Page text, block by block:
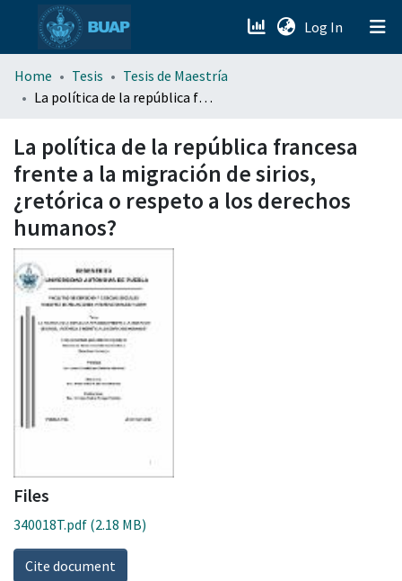
Log In (current)
menu.section.about_menu
Home Tesis
Tesis de Maestría
La política de la república francesa frente a la migración de sirios, ¿retórica o respeto a los derechos humanos?
La política de la república francesa
frente a la migración de sirios,
¿retórica o respeto a los derechos
humanos?
Files
340018T.pdf (2.18 MB)
Cite document